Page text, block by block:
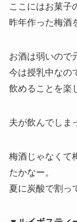
ここにはお菓子
昨年作った梅酒
お酒は弱いので
今は授乳中なの
飲めることを楽
夫が飲んでしま
梅酒じゃなくて
たかなー。
夏に炭酸で割っ